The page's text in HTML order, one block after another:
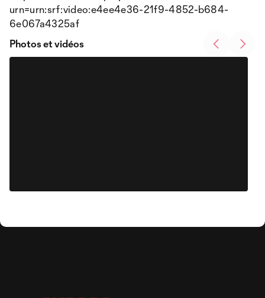
urn=urn:srf:video:e4ee4e36-21f9-4852-b684-
6e067a4325af
Photos et vidéos